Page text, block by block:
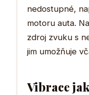
nedostupné,
motoru auta.
zdroj zvuku s
jim umožňuje
Vibrace